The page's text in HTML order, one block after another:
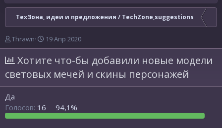
ТехЗона, идеи и предложения / TechZone,suggestions
А
в
т
о
р
м
ы
Thrawn
Д
а
а
н
л
а
19 Апр 2020
Хотите что-бы добавили новые модели
световых мечей и скины персонажей
Да
Голосов: 16 94,1%